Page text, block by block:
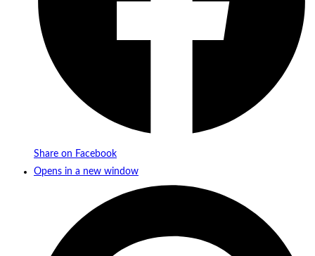
Share on Facebook
Opens in a new window